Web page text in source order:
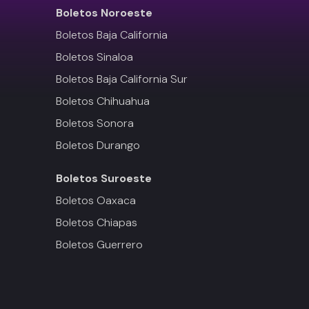
Boletos Noroeste
Boletos Baja California
Boletos Sinaloa
Boletos Baja California Sur
Boletos Chihuahua
Boletos Sonora
Boletos Durango
Boletos Suroeste
Boletos Oaxaca
Boletos Chiapas
Boletos Guerrero